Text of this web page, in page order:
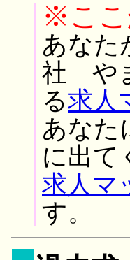
※ここ
あなた
社 や
る求人
あなた
に出て
求人マ
す。